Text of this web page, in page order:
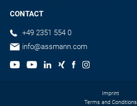
CONTACT
+49 2351 554 0
info@assmann.com
Imprint
Terms and Conditions